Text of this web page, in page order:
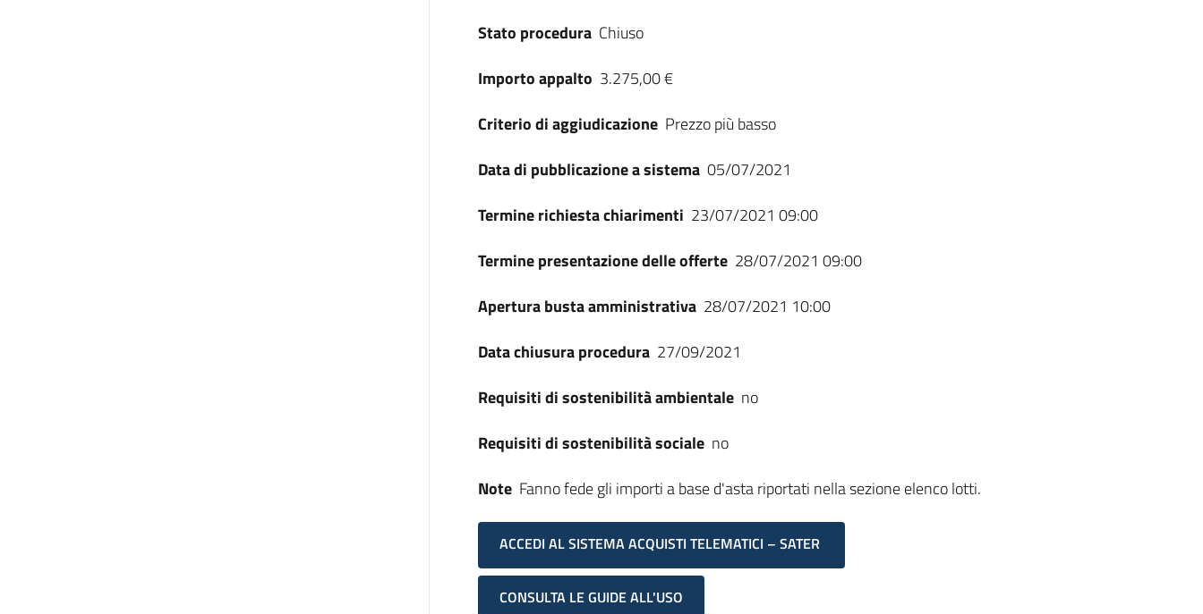
Stato procedura Chiuso
Importo appalto 3.275,00 €
Criterio di aggiudicazione Prezzo più basso
Data di pubblicazione a sistema 05/07/2021
Termine richiesta chiarimenti 23/07/2021 09:00
Termine presentazione delle offerte 28/07/2021 09:00
Apertura busta amministrativa 28/07/2021 10:00
Data chiusura procedura 27/09/2021
Requisiti di sostenibilità ambientale no
Requisiti di sostenibilità sociale no
Note Fanno fede gli importi a base d'asta riportati nella sezione elenco lotti.
ACCEDI AL SISTEMA ACQUISTI TELEMATICI – SATER
CONSULTA LE GUIDE ALL'USO